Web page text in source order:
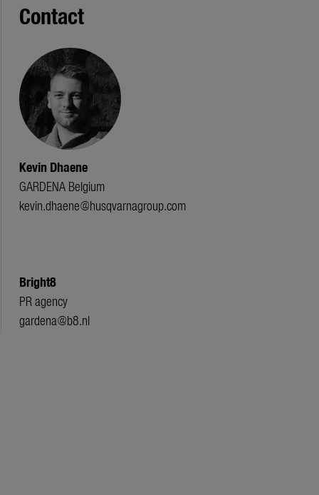
Contact
Kevin Dhaene
GARDENA Belgium
kevin.dhaene@husqvarnagroup.com
Bright8
PR agency
gardena@b8.nl